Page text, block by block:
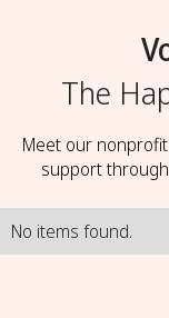
The
Meet our
support
No items found.